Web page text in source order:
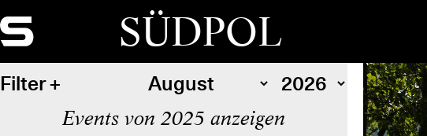
SÜDPOL
Filter
Events von 2025 anzeigen